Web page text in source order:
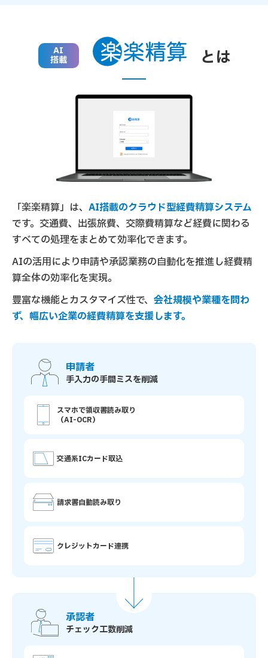
AI
搭載 とは
「楽楽精算」は、 AI搭載のクラウド型経費精算システム
です。交通費、出張旅費、交際費精算など経費に関わる
すべての処理をまとめて効率化できます。
AIの活用により申請や承認業務の自動化を推進し経費精
算全体の効率化を実現。
豊富な機能とカスタマイズ性で、 会社規模や業種を問わ
ず、幅広い企業の経費精算を支援します。
申請者
手入力の手間ミスを削減
スマホで領収書読み取り
（AI-OCR）
交通系ICカード取込
請求書自動読み取り
クレジットカード連携
承認者
チェック工数削減